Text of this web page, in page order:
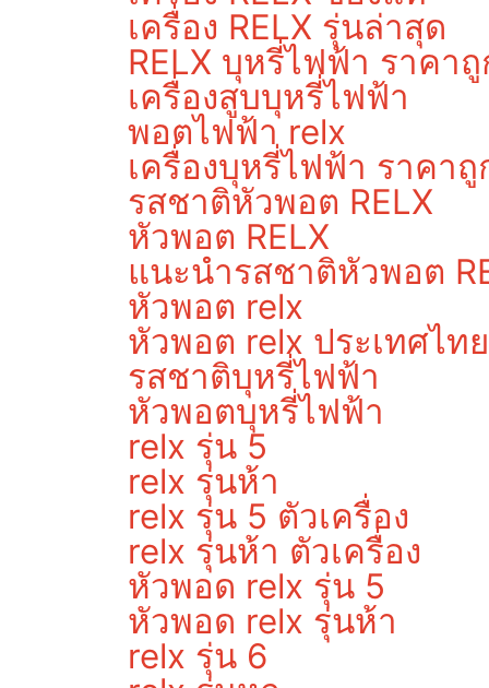
เครื่อง RELX รุ่นล่าสุด
RELX บุหรี่ไฟฟ้า ราคา
เครื่องสูบบุหรี่ไฟฟ้า
พอตไฟฟ้า relx
เครื่องบุหรี่ไฟฟ้า ราคาถู
รสชาติหัวพอต RELX
หัวพอต RELX
แนะนำรสชาติหัวพอต
หัวพอต relx
หัวพอต relx ประเทศไทย
รสชาติบุหรี่ไฟฟ้า
หัวพอตบุหรี่ไฟฟ้า
relx รุ่น 5
relx รุ่นห้า
relx รุ่น 5 ตัวเครื่อง
relx รุ่นห้า ตัวเครื่อง
หัวพอด relx รุ่น 5
หัวพอด relx รุ่นห้า
relx รุ่น 6